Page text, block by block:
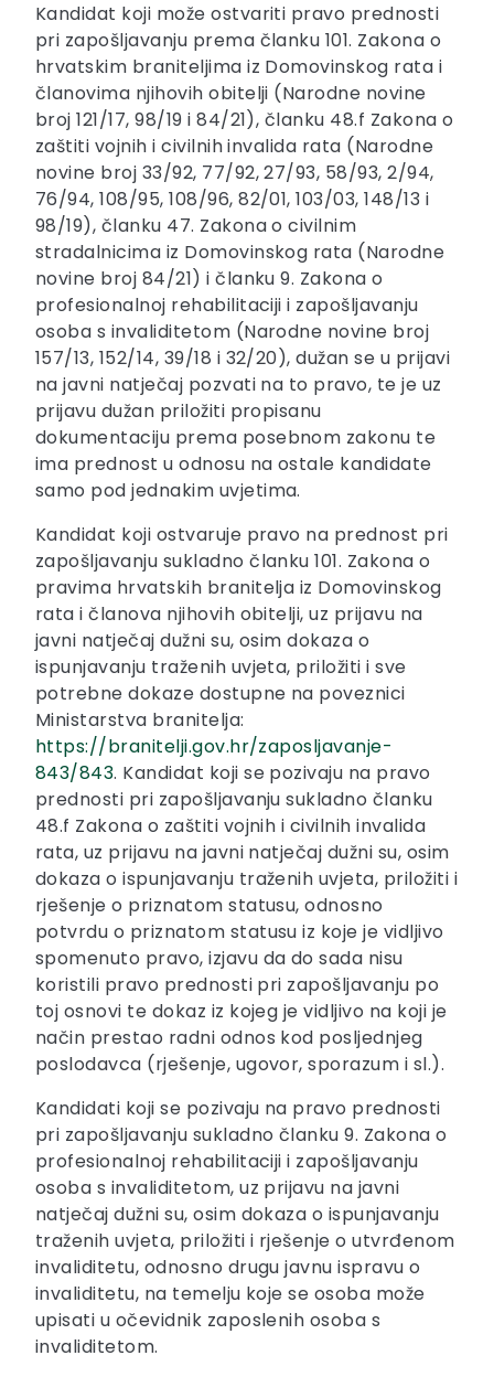
Kandidat koji može ostvariti pravo prednosti
pri zapošljavanju prema članku 101. Zakona o
hrvatskim braniteljima iz Domovinskog rata i
članovima njihovih obitelji (Narodne novine
broj 121/17, 98/19 i 84/21), članku 48.f Zakona o
zaštiti vojnih i civilnih invalida rata (Narodne
novine broj 33/92, 77/92, 27/93, 58/93, 2/94,
76/94, 108/95, 108/96, 82/01, 103/03, 148/13 i
98/19), članku 47. Zakona o civilnim
stradalnicima iz Domovinskog rata (Narodne
novine broj 84/21) i članku 9. Zakona o
profesionalnoj rehabilitaciji i zapošljavanju
osoba s invaliditetom (Narodne novine broj
157/13, 152/14, 39/18 i 32/20), dužan se u prijavi
na javni natječaj pozvati na to pravo, te je uz
prijavu dužan priložiti propisanu
dokumentaciju prema posebnom zakonu te
ima prednost u odnosu na ostale kandidate
samo pod jednakim uvjetima.
Kandidat koji ostvaruje pravo na prednost pri
zapošljavanju sukladno članku 101. Zakona o
pravima hrvatskih branitelja iz Domovinskog
rata i članova njihovih obitelji, uz prijavu na
javni natječaj dužni su, osim dokaza o
ispunjavanju traženih uvjeta, priložiti i sve
potrebne dokaze dostupne na poveznici
Ministarstva branitelja:
https://branitelji.gov.hr/zaposljavanje-
843/843. Kandidat koji se pozivaju na pravo
prednosti pri zapošljavanju sukladno članku
48.f Zakona o zaštiti vojnih i civilnih invalida
rata, uz prijavu na javni natječaj dužni su, osim
dokaza o ispunjavanju traženih uvjeta, priložiti i
rješenje o priznatom statusu, odnosno
potvrdu o priznatom statusu iz koje je vidljivo
spomenuto pravo, izjavu da do sada nisu
koristili pravo prednosti pri zapošljavanju po
toj osnovi te dokaz iz kojeg je vidljivo na koji je
način prestao radni odnos kod posljednjeg
poslodavca (rješenje, ugovor, sporazum i sl.).
Kandidati koji se pozivaju na pravo prednosti
pri zapošljavanju sukladno članku 9. Zakona o
profesionalnoj rehabilitaciji i zapošljavanju
osoba s invaliditetom, uz prijavu na javni
natječaj dužni su, osim dokaza o ispunjavanju
traženih uvjeta, priložiti i rješenje o utvrđenom
invaliditetu, odnosno drugu javnu ispravu o
invaliditetu, na temelju koje se osoba može
upisati u očevidnik zaposlenih osoba s
invaliditetom.